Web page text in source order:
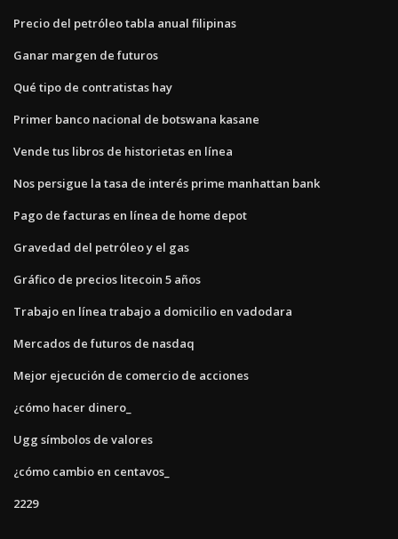
Precio del petróleo tabla anual filipinas
Ganar margen de futuros
Qué tipo de contratistas hay
Primer banco nacional de botswana kasane
Vende tus libros de historietas en línea
Nos persigue la tasa de interés prime manhattan bank
Pago de facturas en línea de home depot
Gravedad del petróleo y el gas
Gráfico de precios litecoin 5 años
Trabajo en línea trabajo a domicilio en vadodara
Mercados de futuros de nasdaq
Mejor ejecución de comercio de acciones
¿cómo hacer dinero_
Ugg símbolos de valores
¿cómo cambio en centavos_
2229